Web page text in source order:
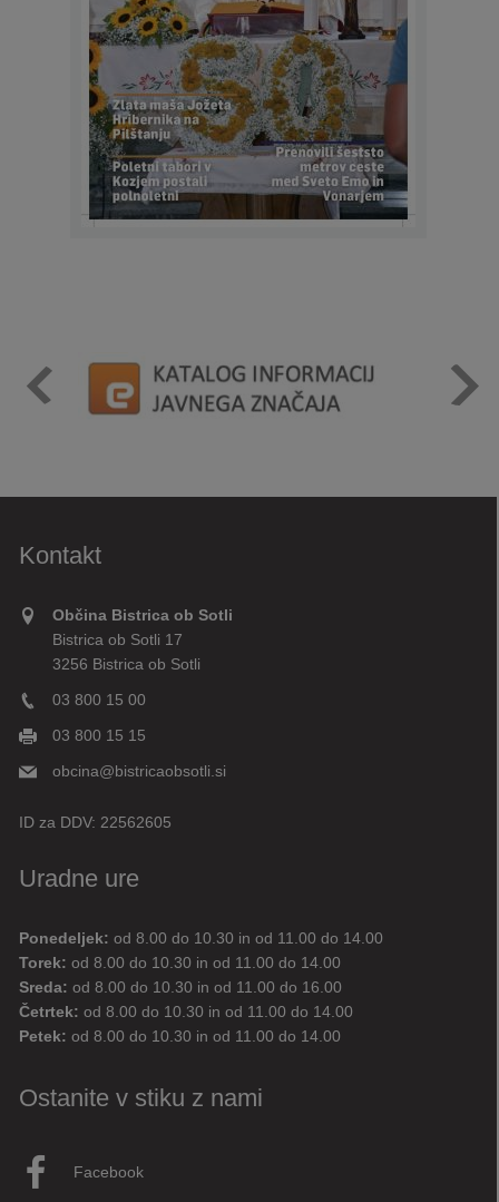
Kontakt
Občina Bistrica ob Sotli
Bistrica ob Sotli 17
3256 Bistrica ob Sotli
03 800 15 00
03 800 15 15
obcina@bistricaobsotli.si
ID za DDV: 22562605
Uradne ure
Ponedeljek: od 8.00 do 10.30 in od 11.00 do 14.00
Torek: od 8.00 do 10.30 in od 11.00 do 14.00
Sreda: od 8.00 do 10.30 in od 11.00 do 16.00
Četrtek: od 8.00 do 10.30 in od 11.00 do 14.00
Petek: od 8.00 do 10.30 in od 11.00 do 14.00
Ostanite v stiku z nami
Facebook
Digitalni pomočnik
Aktualne novice Aktualne cestne zapore
Dovolilnice za parkiranje
Živjo! 👋 Napiši vprašanje ali klikni na eno od hitrih